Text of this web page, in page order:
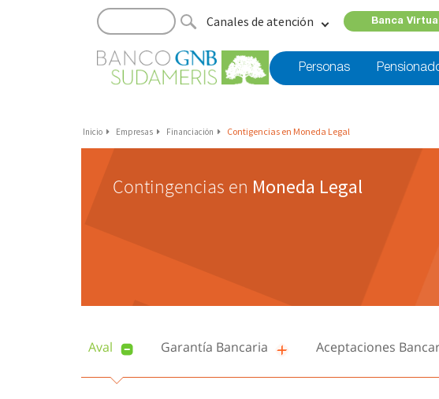
Canales de atención Banca Virtual
Personas
Inicio Empresas Financiación Contigencias en Moneda Legal
Contingencias en Moneda Legal
Aval Garantía Bancaria Aceptaciones